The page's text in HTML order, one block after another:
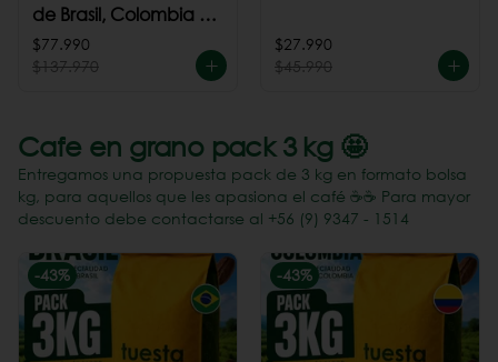
de Brasil, Colombia +
Perú
$77.990
$137.970
$27.990
$45.990
Cafe en grano pack 3 kg 🤩
Entregamos una propuesta pack de 3 kg en formato bolsa
kg, para aquellos que les apasiona el café ☕️☕️ Para mayor
descuento debe contactarse al +56 (9) 9347 - 1514
-43% -43%